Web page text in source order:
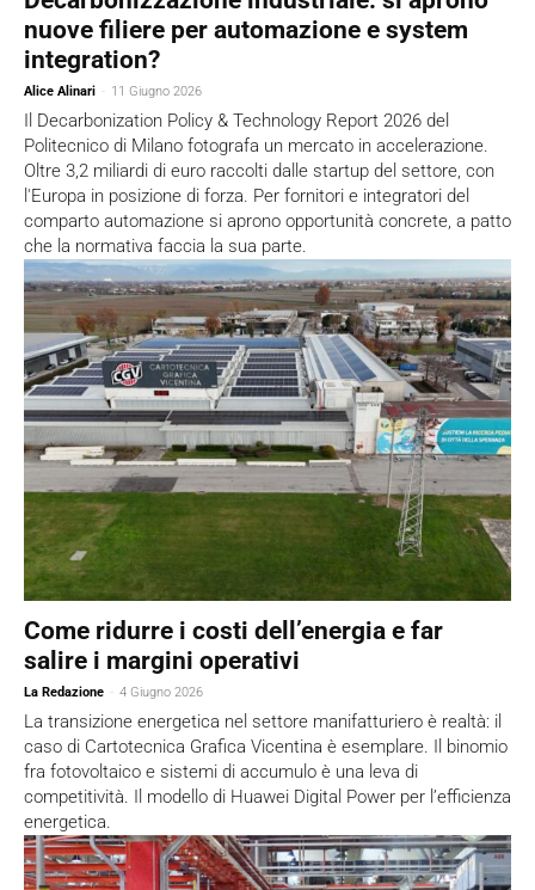
nuove filiere per automazione e system
integration?
Alice Alinari - 11 Giugno 2026
Il Decarbonization Policy & Technology Report 2026 del
Politecnico di Milano fotografa un mercato in accelerazione.
Oltre 3,2 miliardi di euro raccolti dalle startup del settore, con
l'Europa in posizione di forza. Per fornitori e integratori del
comparto automazione si aprono opportunità concrete, a patto
che la normativa faccia la sua parte.
Come ridurre i costi dell’energia e far
salire i margini operativi
La Redazione - 4 Giugno 2026
La transizione energetica nel settore manifatturiero è realtà: il
caso di Cartotecnica Grafica Vicentina è esemplare. Il binomio
fra fotovoltaico e sistemi di accumulo è una leva di
competitività. Il modello di Huawei Digital Power per l’efficienza
energetica.